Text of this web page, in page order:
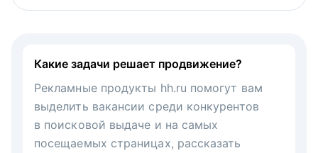
Какие задачи решает продвижение?
Рекламные продукты hh.ru помогут вам
выделить вакансии среди конкурентов
в поисковой выдаче и на самых
посещаемых страницах, рассказать